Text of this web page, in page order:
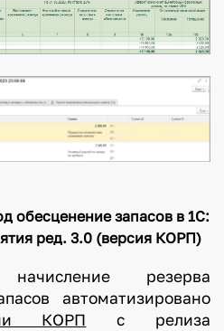
обесценение запасов в 1С:
ред. 3.0 (версия КОРП)
резерва
автоматизировано
КОРП с релиза